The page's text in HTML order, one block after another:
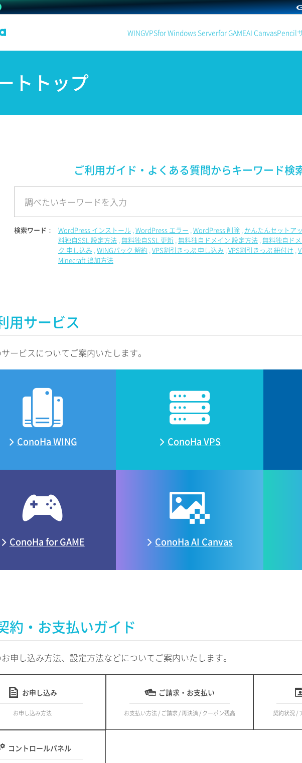
WINGVPSfor Windows Serverfor GAMEAI CanvasPencil
トトップ
ご利用ガイド・よくある質問からキーワード検
検索ワード： WordPress インストール WordPress エラー WordPress 削除 かんたんセットア
料独自SSL 設定方法 無料独自SSL 更新 無料独自ドメイン 設定方法 無料独自ド
ク 申し込み WINGパック 解約 VPS割引きっぷ 申し込み VPS割引きっぷ 紐付け
Minecraft 追加方法
用サービス
ービスについてご案内いたします。
ConoHa WING ConoHa VPS
ConoHa for GAME ConoHaAI Canvas
約・お支払いガイド
申し込み方法、設定方法などについてご案内いたします。
お申し込み
お申し込み方法
ご請求・お支払い
お支払い方法 / ご請求 / 再決済 / クーポン残高 契約状況 /
コントロールパネル